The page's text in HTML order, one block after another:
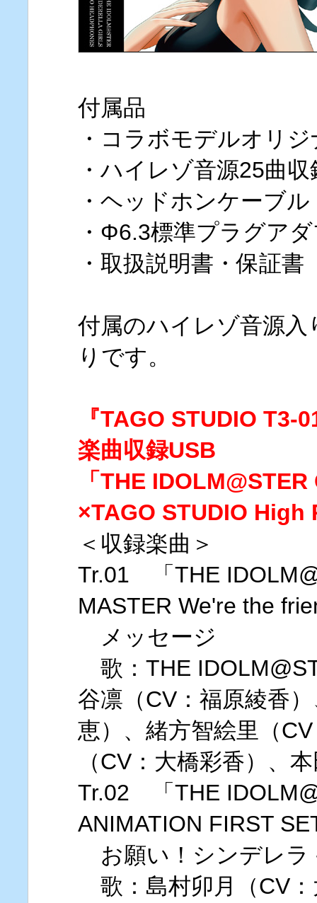
付属品
・コラボモデルオリ
・ハイレゾ音源25曲
・ヘッドホンケーブル
・Φ6.3標準プラグア
・取扱説明書・保証書
付属のハイレゾ音源入
りです。
『TAGO STUDIO T3-
楽曲収録USB
「THE
×TAGO STUDIO
＜収録楽曲＞
Tr.01 「THE
MASTER We're the
メッセージ
歌：THE
谷凛（CV：福原綾香
恵）、緒方智絵里（
（CV：大橋彩香）、
Tr.02 「THE
ANIMATION FIRST
お願い！シンデレラ
歌：島村卯月（CV：